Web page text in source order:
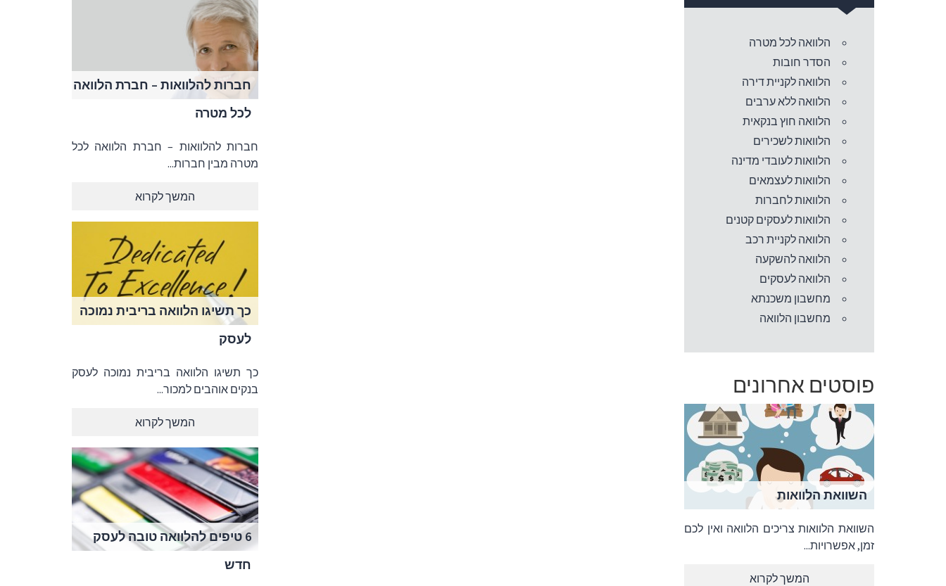
חברות להלוואות – חברת הלוואה
לכל מטרה
חברות להלוואות – חברת הלוואה לכל
מטרה מבין חברות...
המשך לקרוא
כך תשיגו הלוואה בריבית נמוכה
לעסק
כך תשיגו הלוואה בריבית נמוכה לעסק
בנקים אוהבים למכור...
המשך לקרוא
6 טיפים להלוואה טובה לעסק
חדש
הלוואה לכל מטרה
הסדר חובות
הלוואה לקניית דירה
הלוואה ללא ערבים
הלוואה חוץ בנקאית
הלוואות לשכירים
הלוואות לעובדי מדינה
הלוואות לעצמאים
הלוואות לחברות
הלוואות לעסקים קטנים
הלוואה לקניית רכב
הלוואה להשקעה
הלוואה לעסקים
מחשבון משכנתא
מחשבון הלוואה
פוסטים אחרונים
השוואת הלוואות
השוואת הלוואות צריכים הלוואה ואין לכם
זמן, אפשרויות...
המשך לקרוא